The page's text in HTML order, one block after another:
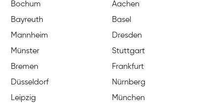
Bochum
Aachen
Bayreuth
Basel
Mannheim
Dresden
Münster
Stuttgart
Bremen
Frankfurt
Düsseldorf
Nürnberg
Leipzig
München